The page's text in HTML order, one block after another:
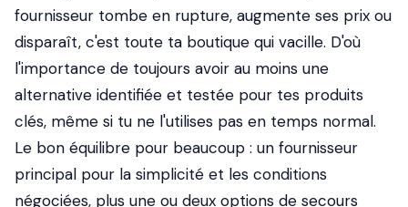
fournisseur tombe en rupture, augmente ses prix ou
disparaît, c'est toute ta boutique qui vacille. D'où
l'importance de toujours avoir au moins une
alternative identifiée et testée pour tes produits
clés, même si tu ne l'utilises pas en temps normal.
Le bon équilibre pour beaucoup : un fournisseur
principal pour la simplicité et les conditions
négociées, plus une ou deux options de secours